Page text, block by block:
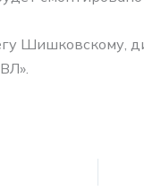
Шишковскому,